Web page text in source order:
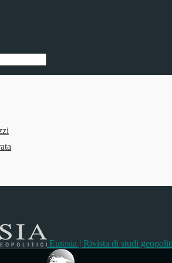
Eurasia | Rivista di studi